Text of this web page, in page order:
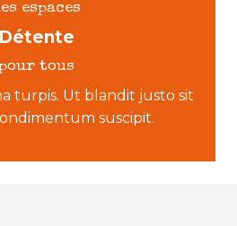
espaces
Détente
tous
turpis. Ut blandit justo sit
suscipit.